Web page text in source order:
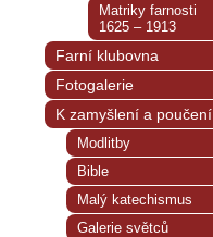
Matriky farnosti
1625 – 1913
Farní klubovna
Fotogalerie
K zamyšlení a poučení
Modlitby
Bible
Malý katechismus
Galerie světců